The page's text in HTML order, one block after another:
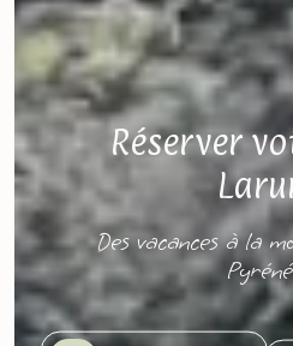
Réserver
Des vacances à la